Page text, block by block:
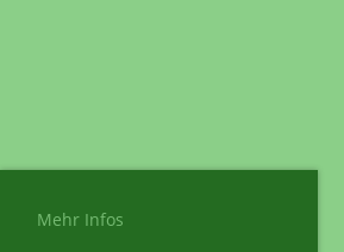
Mehr Infos